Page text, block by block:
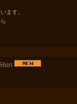
ます。